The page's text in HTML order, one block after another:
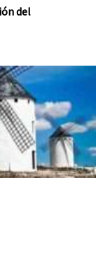
del